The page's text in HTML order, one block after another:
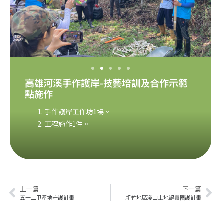
高雄河溪手作護岸-技藝培訓及合作示範
點施作
手作護岸工作坊1場。
工程施作1件。
上一篇
五十二甲溼地守護計畫
下一篇
新竹地區淺山土地認養圈護計畫